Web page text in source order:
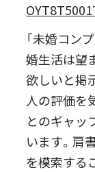
「未婚コン
婚生活は望
欲しいと掲
人の評価を
とのギャッ
います。肩
を模索する